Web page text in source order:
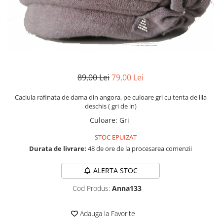
Cadouri barbati
Seturi cadou barbati
Seturi cadou barbati portofel si curea
Cadouri personalizate barbati
Cadouri copii
Cadouri copii 1 an
Sticlă pentru apa Personalizată
Seturi cadou pentru copii KID's Collection
Etichete scolare
Sepci personalizate
Bannere personalizate scoli si gradinite
Agende si caiete personalizate
89,00 Lei79,00 Lei
Caciula rafinata de dama din angora, pe culoare gri cu tenta de lila
deschis ( gri de in)
Culoare: Gri
STOC EPUIZAT
Durata de livrare: 48 de ore de la procesarea comenzii
ALERTA STOC
Cod Produs: Anna133
Adauga la Favorite